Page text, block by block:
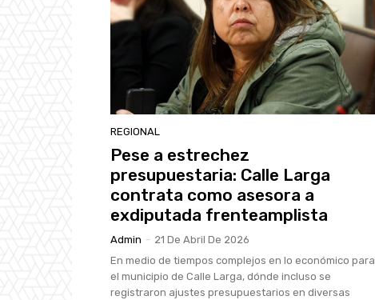
REGIONAL
Pese a estrechez
presupuestaria: Calle Larga
contrata como asesora a
exdiputada frenteamplista
Admin - 21 De Abril De 2026
En medio de tiempos complejos en lo económico para
el municipio de Calle Larga, dónde incluso se
registraron ajustes presupuestarios en diversas